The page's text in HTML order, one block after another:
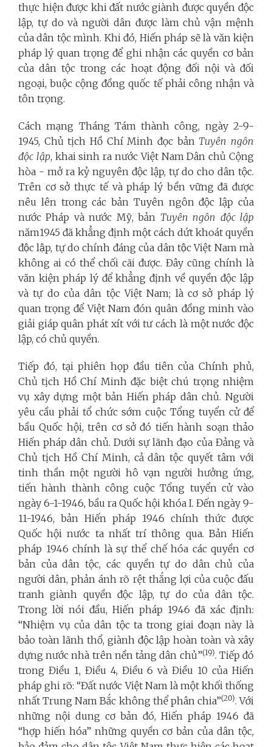
thực hiện được khi đất nước giành được quyền độc
lập, tự do và người dân được làm chủ vận mệnh
của dân tộc mình. Khi đó, Hiến pháp sẽ là văn kiện
pháp lý quan trọng để ghi nhận các quyền cơ bản
của dân tộc trong các hoạt động đối nội và đối
ngoại, buộc cộng đồng quốc tế phải công nhận và
tôn trọng.
Cách mạng Tháng Tám thành công, ngày 2-9-
1945, Chủ tịch Hồ Chí Minh đọc bản Tuyên ngôn
độc lập, khai sinh ra nước Việt Nam Dân chủ Cộng
hòa - mở ra kỷ nguyên độc lập, tự do cho dân tộc.
Trên cơ sở thực tế và pháp lý bền vữngđã được
nêu lên trong các bản Tuyên ngôn độc lập của
nước Pháp và nước Mỹ,bản Tuyên ngôn độc lập
năm1945 đã khẳng định một cách dứt khoát quyền
độc lập, tự do chính đáng của dân tộc Việt Nam mà
không ai có thể chối cãi được. Đây cũng chính là
văn kiện pháp lý để khẳng định về quyền độc lập
và tự do của dân tộc Việt Nam; là cơ sở pháp lý
quan trọng để Việt Nam đón quân đồng minh vào
giải giáp quân phát xít với tư cách là một nước độc
lập, có chủ quyền.
Tiếp đó, tại phiên họp đầu tiên của Chính phủ,
Chủ tịch Hồ Chí Minh đặc biệt chú trọng nhiệm
vụ xây dựng một bản Hiến pháp dân chủ. Người
yêu cầu phải tổ chức sớm cuộc Tổng tuyển cử để
bầu Quốc hội, trên cơ sở đó tiến hành soạn thảo
Hiến pháp dân chủ. Dưới sự lãnh đạo của Đảng và
Chủ tịch Hồ Chí Minh, cả dân tộc quyết tâm với
tinh thần một người hô vạn người hưởng ứng,
tiến hành thành công cuộc Tổng tuyển cử vào
ngày 6-1-1946, bầu ra Quốc hội khóa I. Đến ngày 9-
11-1946, bản Hiến pháp 1946 chính thức được
Quốc hội nước ta nhất trí thông qua. Bản Hiến
pháp 1946 chính là sự thể chế hóa các quyền cơ
bản của dân tộc, các quyền tự do dân chủ của
người dân, phản ánh rõ rệt thắng lợi của cuộc đấu
tranh giành quyền độc lập, tự do của dân tộc.
Trong lời nói đầu, Hiến pháp 1946 đã xác định:
“Nhiệm vụ của dân tộc ta trong giai đoạn này là
bảo toàn lãnh thổ, giành độc lập hoàn toàn và xây
dựng nước nhà trên nền tảng dân chủ”(19). Tiếp đó
trong Điều 1, Điều 4, Điều 6 và Điều 10 của Hiến
pháp ghi rõ: “Đất nước Việt Nam là một khối thống
nhất Trung Nam Bắc không thể phân chia”(20). Với
những nội dung cơ bản đó, Hiến pháp 1946 đã
“hợp hiến hóa” những quyền cơ bản của dân tộc,